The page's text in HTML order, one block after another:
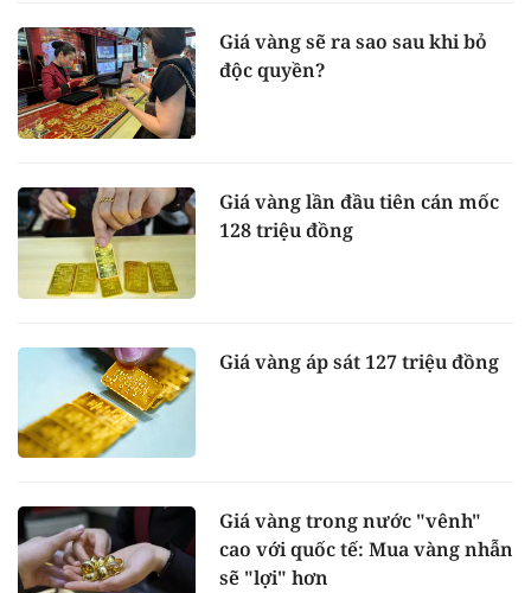
Giá vàng sẽ ra sao sau khi bỏ
độc quyền?
Giá vàng lần đầu tiên cán mốc
128 triệu đồng
Giá vàng áp sát 127 triệu đồng
Giá vàng trong nước "vênh"
cao với quốc tế: Mua vàng nhẫn
sẽ "lợi" hơn